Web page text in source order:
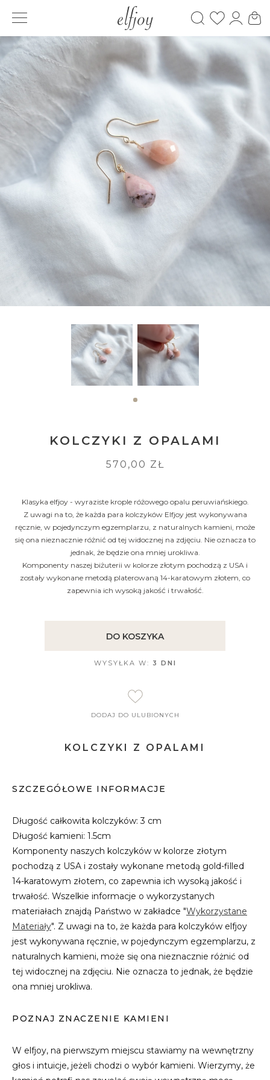
KOLCZYKI Z OPALAMI
570,00 ZŁ
Klasyka elfjoy - wyraziste krople różowego opalu peruwiańskiego.
Z uwagi na to, że każda para kolczyków Elfjoy jest wykonywana
ręcznie, w pojedynczym egzemplarzu, z naturalnych kamieni, może
się ona nieznacznie różnić od tej widocznej na zdjęciu. Nie oznacza to
jednak, że będzie ona mniej urokliwa.
Komponenty naszej biżuterii w kolorze złotym pochodzą z USA i
zostały wykonane metodą platerowaną 14-karatowym złotem, co
zapewnia ich wysoką jakość i trwałość.
DO KOSZYKA
WYSYŁKA W: 3 DNI
DODAJ DO ULUBIONYCH
KOLCZYKI Z OPALAMI
SZCZEGÓŁOWE INFORMACJE
Długość całkowita kolczyków: 3 cm
Długość kamieni: 1.5cm
Komponenty naszych kolczyków w kolorze złotym
pochodzą z USA i zostały wykonane metodą gold-filled
14-karatowym złotem, co zapewnia ich wysoką jakość i
trwałość. Wszelkie informacje o wykorzystanych
materiałach znajdą Państwo w zakładce "Wykorzystane
Materiały". Z uwagi na to, że każda para kolczyków elfjoy
jest wykonywana ręcznie, w pojedynczym egzemplarzu, z
naturalnych kamieni, może się ona nieznacznie różnić od
tej widocznej na zdjęciu. Nie oznacza to jednak, że będzie
ona mniej urokliwa.
POZNAJ ZNACZENIE KAMIENI
W elfjoy, na pierwszym miejscu stawiamy na wewnętrzny
głos i intuicje, jeżeli chodzi o wybór kamieni. Wierzymy, że